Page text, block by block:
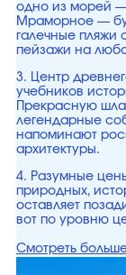
одно из морей
Мраморное —
галечные
пейзажи на
3. Центр
учебников
Прекрасную
легендарные
напоминают
архитектуры.
4. Разумные
природных,
оставляет
вот по уровню
Смотреть